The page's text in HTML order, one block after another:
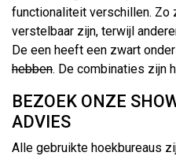
functionaliteit verschillen. Zo
verstelbaar zijn, terwijl
De een heeft een zwart
hebben. De combinaties zijn
BEZOEK ONZE
ADVIES
Alle gebruikte hoekbureaus